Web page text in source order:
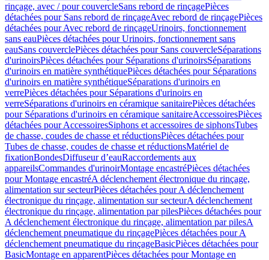
rinçage, avec / pour couvercleSans rebord de rinçagePièces
détachées pour Sans rebord de rinçageAvec rebord de rinçagePièces
détachées pour Avec rebord de rinçageUrinoirs, fonctionnement
sans eauPièces détachées pour Urinoirs, fonctionnement sans
eauSans couverclePièces détachées pour Sans couvercleSéparations
d'urinoirsPièces détachées pour Séparations d'urinoirsSéparations
d'urinoirs en matière synthétiquePièces détachées pour Séparations
d'urinoirs en matière synthétiqueSéparations d'urinoirs en
verrePièces détachées pour Séparations d'urinoirs en
verreSéparations d'urinoirs en céramique sanitairePièces détachées
pour Séparations d'urinoirs en céramique sanitaireAccessoiresPièces
détachées pour AccessoiresSiphons et accessoires de siphonsTubes
de chasse, coudes de chasse et réductionsPièces détachées pour
Tubes de chasse, coudes de chasse et réductionsMatériel de
fixationBondesDiffuseur d’eauRaccordements aux
appareilsCommandes d'urinoirMontage encastréPièces détachées
pour Montage encastréA déclenchement électronique du rinçage,
alimentation sur secteurPièces détachées pour A déclenchement
électronique du rinçage, alimentation sur secteurA déclenchement
électronique du rinçage, alimentation par pilesPièces détachées pour
A déclenchement électronique du rinçage, alimentation par pilesA
déclenchement pneumatique du rinçagePièces détachées pour A
déclenchement pneumatique du rinçageBasicPièces détachées pour
BasicMontage en apparentPièces détachées pour Montage en